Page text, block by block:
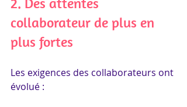
collaborateur de plus en
plus fortes
Les exigences des collaborateurs ont
évolué :